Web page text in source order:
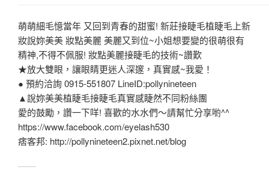
萌萌細毛憶當年 又回到青春的甜蜜! 新莊接睫毛植睫毛上新
妝說妳美美 妝點美麗 美麗又到位~小姐想要變的很萌很有
精神,不得不佩服! 妝點美麗接睫毛的技術~讚歎
★放大雙眼，讓眼睛更迷人深邃，真實感~我愛！
● 預約洽詢 0915-551807 LineID:pollynineteen
▲說妳美美植睫毛接睫毛真實感睫然不同粉絲團
愛的鼓勵，讚一下咩! 喜歡的水水們～請幫忙分享喲^^
https://www.facebook.com/eyelash530
痞客邦: http://pollynineteen2.pixnet.net/blog